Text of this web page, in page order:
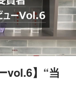
vol.6】“当